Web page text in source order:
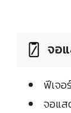
จอ
ฟีเจอ
จอแ